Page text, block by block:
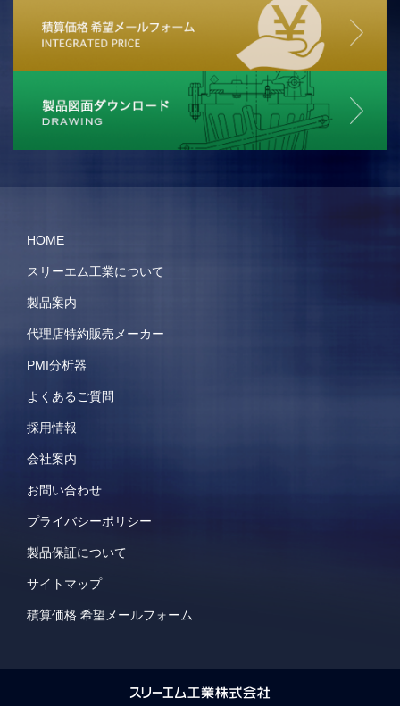
HOME
スリーエム工業について
製品案内
代理店特約販売メーカー
PMI分析器
よくあるご質問
採用情報
会社案内
お問い合わせ
プライバシーポリシー
製品保証について
サイトマップ
積算価格 希望メールフォーム